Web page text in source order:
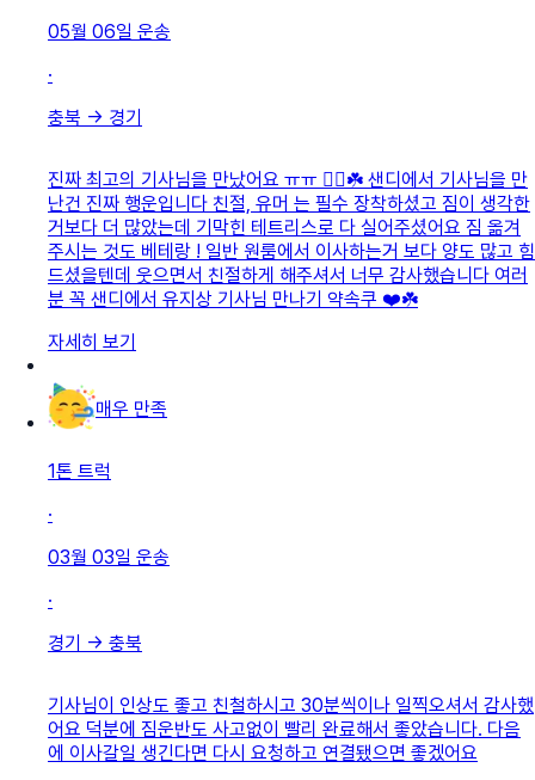
05월 06일 운송
·
충북 → 경기
진짜 최고의 기사님을 만났어요 ㅠㅠ 👍🏻☘️ 샌디에서 기사님을 만
난건 진짜 행운입니다 친절, 유머 는 필수 장착하셨고 짐이 생각한
거보다 더 많았는데 기막힌 테트리스로 다 실어주셨어요 짐 옮겨
주시는 것도 베테랑 ! 일반 원룸에서 이사하는거 보다 양도 많고 힘
드셨을텐데 웃으면서 친절하게 해주셔서 너무 감사했습니다 여러
분 꼭 샌디에서 유지상 기사님 만나기 약속쿠 ❤️☘️
자세히 보기
매우 만족
1톤 트럭
·
03월 03일 운송
·
경기 → 충북
기사님이 인상도 좋고 친철하시고 30분씩이나 일찍오셔서 감사했
어요 덕분에 짐운반도 사고없이 빨리 완료해서 좋았습니다. 다음
에 이사갈일 생긴다면 다시 요청하고 연결됐으면 좋겠어요